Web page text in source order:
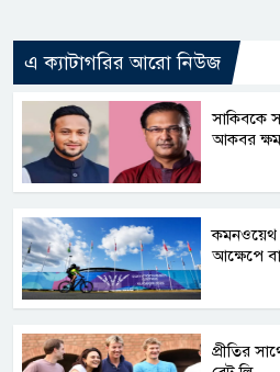
এ ক্যাটাগরির আরো নিউজ
সাকিবকে
আকবর
কমনওয়েথ
আক্ষেপে
প্রীতির